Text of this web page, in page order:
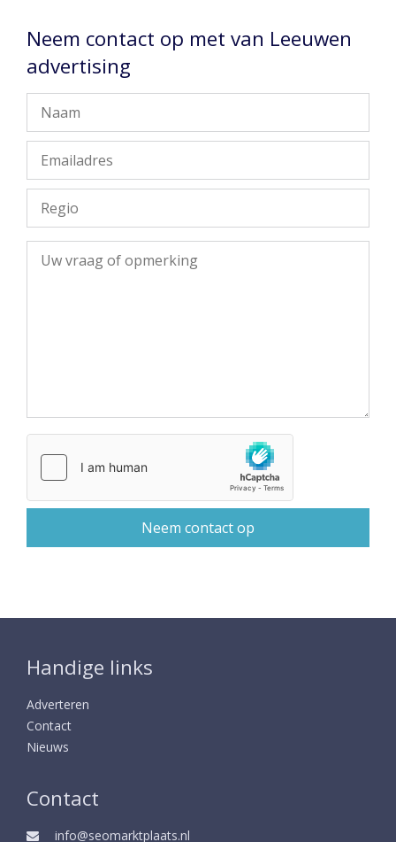
Neem contact op met van Leeuwen
advertising
Handige links
Adverteren
Contact
Nieuws
Contact
info@seomarktplaats.nl